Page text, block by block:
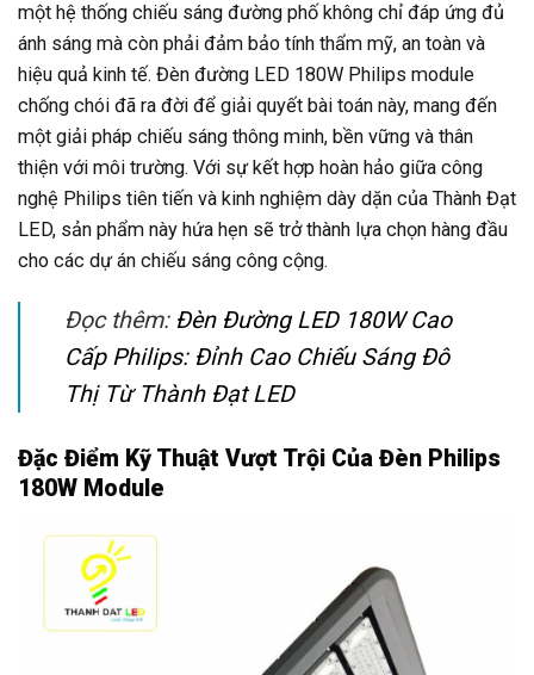
một hệ thống chiếu sáng đường phố không chỉ đáp ứng đủ
ánh sáng mà còn phải đảm bảo tính thẩm mỹ, an toàn và
hiệu quả kinh tế. Đèn đường LED 180W Philips module
chống chói đã ra đời để giải quyết bài toán này, mang đến
một giải pháp chiếu sáng thông minh, bền vững và thân
thiện với môi trường. Với sự kết hợp hoàn hảo giữa công
nghệ Philips tiên tiến và kinh nghiệm dày dặn của Thành Đạt
LED, sản phẩm này hứa hẹn sẽ trở thành lựa chọn hàng đầu
cho các dự án chiếu sáng công cộng.
Đọc thêm: Đèn Đường LED 180W Cao
Cấp Philips: Đỉnh Cao Chiếu Sáng Đô
Thị Từ Thành Đạt LED
Đặc Điểm Kỹ Thuật Vượt Trội Của Đèn Philips
180W Module